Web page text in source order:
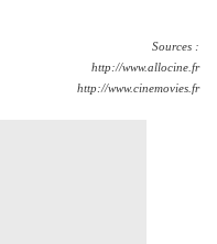
Sources :
http://www.allocine.fr
http://www.cinemovies.fr